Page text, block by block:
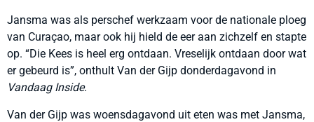
Jansma was als perschef werkzaam voor de nationale ploeg
van Curaçao, maar ook hij hield de eer aan zichzelf en stapte
op. “Die Kees is heel erg ontdaan. Vreselijk ontdaan door wat
er gebeurd is”, onthult Van der Gijp donderdagavond in
Vandaag Inside.
Van der Gijp was woensdagavond uit eten was met Jansma,